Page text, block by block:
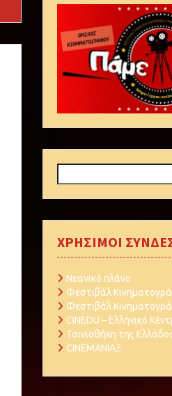
ΧΡΗΣΙΜΟΙ
Νεανικό πλάνο
Φεστιβάλ
Φεστιβάλ
CINEDU – Ελληνικό
Ταινιοθήκη της
CINEΜΑΝΙΑΞ